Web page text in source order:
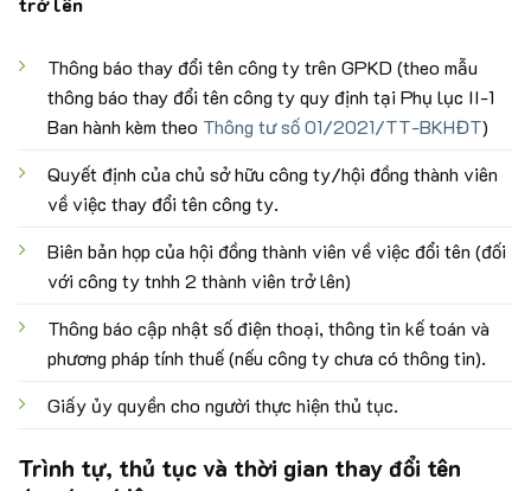
Thông báo thay đổi tên công ty trên GPKD (theo mẫu
thông báo thay đổi tên công ty quy định tại Phụ lục II-1
Ban hành kèm theo Thông tư số 01/2021/TT-BKHĐT)
Quyết định của chủ sở hữu công ty/hội đồng thành viên
về việc thay đổi tên công ty.
Biên bản họp của hội đồng thành viên về việc đổi tên (đối
với công ty tnhh 2 thành viên trở lên)
Thông báo cập nhật số điện thoại, thông tin kế toán và
phương pháp tính thuế (nếu công ty chưa có thông tin).
Giấy ủy quyền cho người thực hiện thủ tục.
Trình tự, thủ tục và thời gian thay đổi tên